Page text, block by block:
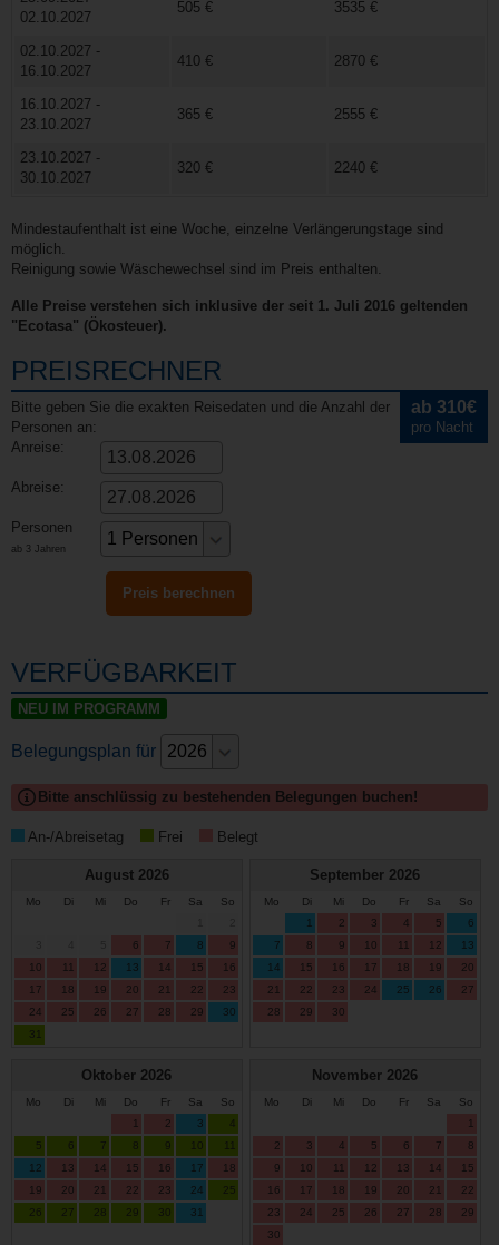
02.10.2027
505 € 3535 €
02.10.2027 -
16.10.2027
410 € 2870 €
16.10.2027 -
23.10.2027
365 € 2555 €
23.10.2027 -
30.10.2027
320 € 2240 €
Mindestaufenthalt ist eine Woche, einzelne Verlängerungstage sind
möglich.
Reinigung sowie Wäschewechsel sind im Preis enthalten.
Alle Preise verstehen sich inklusive der seit 1. Juli 2016 geltenden
"Ecotasa" (Ökosteuer).
ab 310€
pro Nacht
PREISRECHNER
Bitte geben Sie die exakten Reisedaten und die Anzahl der
Personen an:
Anreise:
Abreise:
Personen
ab 3 Jahren
VERFÜGBARKEIT
NEU IM PROGRAMM
Belegungsplan für
Bitte anschlüssig zu bestehenden Belegungen buchen!
An-/Abreisetag Frei Belegt
August 2026
Mo Di Mi Do Fr Sa
So
6 7 8
9
10
11 12 13 14 15
16
17
18 19 20 21 22
23
24
25 26 27 28 29
30
31
September 2026
Mo Di Mi Do Fr Sa
So
1
2 3 4 5
6
7
8 9 10 11 12
13
14
15 16 17 18 19
20
21
22 23 24 25 26
27
28
29 30
Oktober 2026
Mo Di Mi Do Fr Sa
So
1
2 3
4
5
6 7 8 9 10
11
12
13 14 15 16 17
18
19
20 21 22 23 24
25
26
27 28 29 30 31
November 2026
Mo Di Mi Do Fr Sa
So
1
2
3 4 5 6 7
8
9
10 11 12 13 14
15
16
17 18 19 20 21
22
23
24 25 26 27 28
29
30